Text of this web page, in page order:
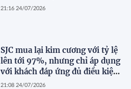
21:16 24/07/2026
SJC mua lại kim cương với tỷ lệ
lên tới 97%, nhưng chỉ áp dụng
với khách đáp ứng đủ điều kiện
này
21:08 24/07/2026